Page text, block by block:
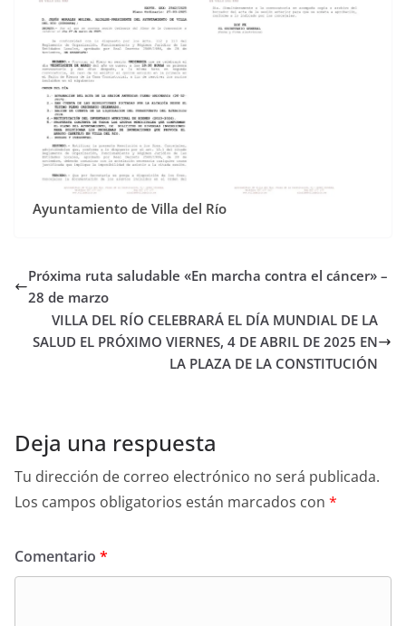
Ayuntamiento de Villa del Río
Próxima ruta saludable «En marcha contra el cáncer» –
28 de marzo
VILLA DEL RÍO CELEBRARÁ EL DÍA MUNDIAL DE LA
SALUD EL PRÓXIMO VIERNES, 4 DE ABRIL DE 2025 EN
LA PLAZA DE LA CONSTITUCIÓN
Deja una respuesta
Tu dirección de correo electrónico no será publicada.
Los campos obligatorios están marcados con *
Comentario *